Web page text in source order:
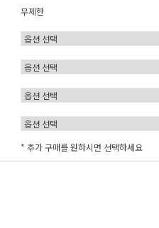
무제한
* 추가 구매를 원하시면 선택하세요